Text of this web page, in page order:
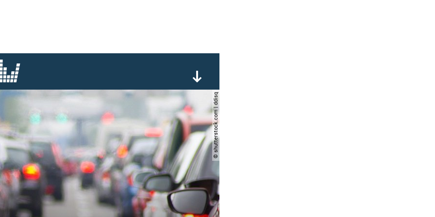
© shutterstock.com | ddisq